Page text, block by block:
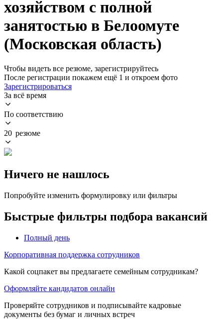
хозяйством с полной
занятостью в Белоомуте
(Московская область)
Чтобы видеть все резюме, зарегистрируйтесь
После регистрации покажем ещё 1 и откроем фото
Зарегистрироваться
За всё время
По соответствию
20 резюме
Ничего не нашлось
Попробуйте изменить формулировку или фильтры
Быстрые фильтры подбора вакансий
Полный день
Корпоративная поддержка сотрудников
Какой соцпакет вы предлагаете семейным сотрудникам?
Оформляйте кандидатов онлайн
Проверяйте сотрудников и подписывайте кадровые
документы без бумаг и личных встреч